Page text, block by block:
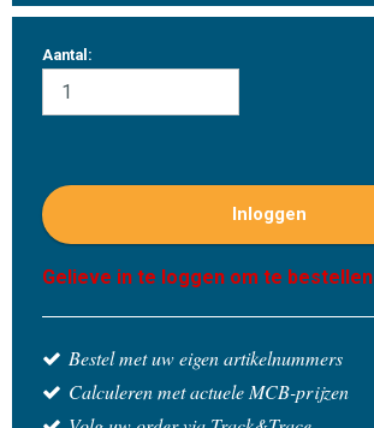
Aantal:
Inloggen
Gelieve in te loggen om te bestellen
Bestel met uw eigen artikelnummers
Calculeren met actuele MCB-prijzen